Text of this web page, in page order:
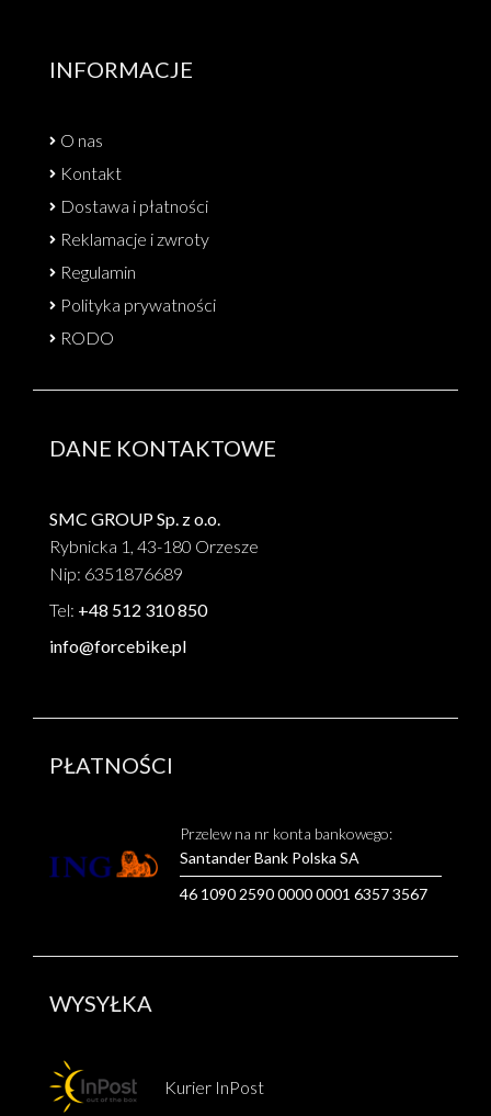
INFORMACJE
O nas
Kontakt
Dostawa i płatności
Reklamacje i zwroty
Regulamin
Polityka prywatności
RODO
DANE KONTAKTOWE
SMC GROUP Sp. z o.o.
Rybnicka 1, 43-180 Orzesze
Nip: 6351876689
Tel: +48 512 310 850
info@forcebike.pl
PŁATNOŚCI
Przelew na nr konta bankowego:
Santander Bank Polska SA
46 1090 2590 0000 0001 6357 3567
WYSYŁKA
Kurier InPost